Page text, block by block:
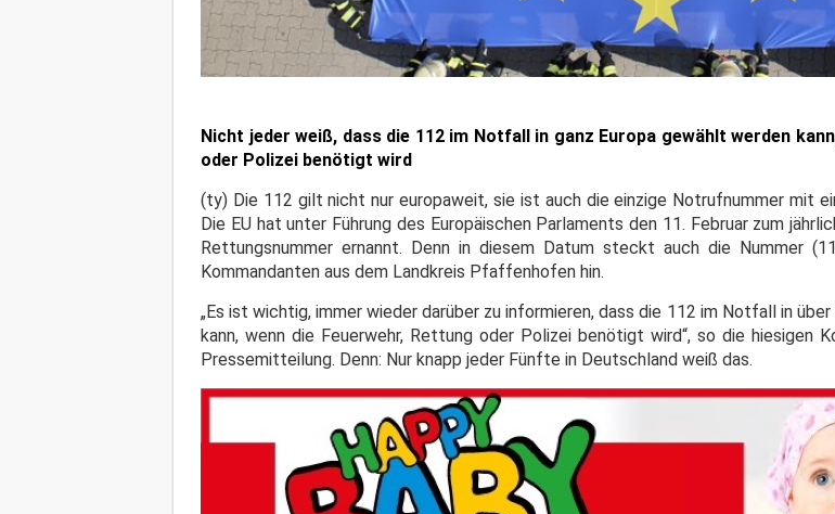
Nicht jeder weiß, dass die 112 im Notfall in ganz Europa gewählt werden
oder Polizei benötigt wird
(ty) Die 112 gilt nicht nur europaweit, sie ist auch die einzige Notrufnummer mit
Die EU hat unter Führung des Europäischen Parlaments den 11. Februar zum
Rettungsnummer ernannt. Denn in diesem Datum steckt auch die Nummer
Kommandanten aus dem Landkreis Pfaffenhofen hin.
„Es ist wichtig, immer wieder darüber zu informieren, dass die 112 im Notfall in
kann, wenn die Feuerwehr, Rettung oder Polizei benötigt wird“, so die hiesigen
Pressemitteilung. Denn: Nur knapp jeder Fünfte in Deutschland weiß das.